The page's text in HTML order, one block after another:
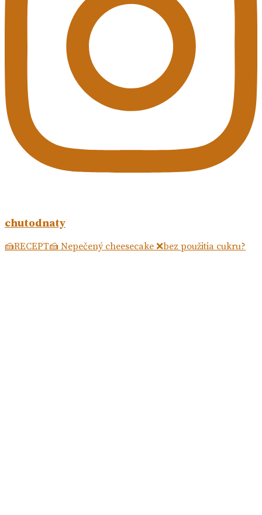
chutodnaty
🍰RECEPT🍰 Nepečený cheesecake ❌bez použitia cukru?